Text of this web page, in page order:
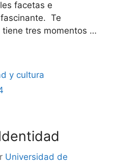
facetas e
Te
tiene tres momentos …
y cultura
Universidad de